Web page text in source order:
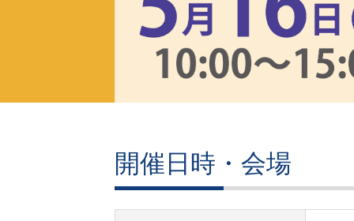
開催日時・会場